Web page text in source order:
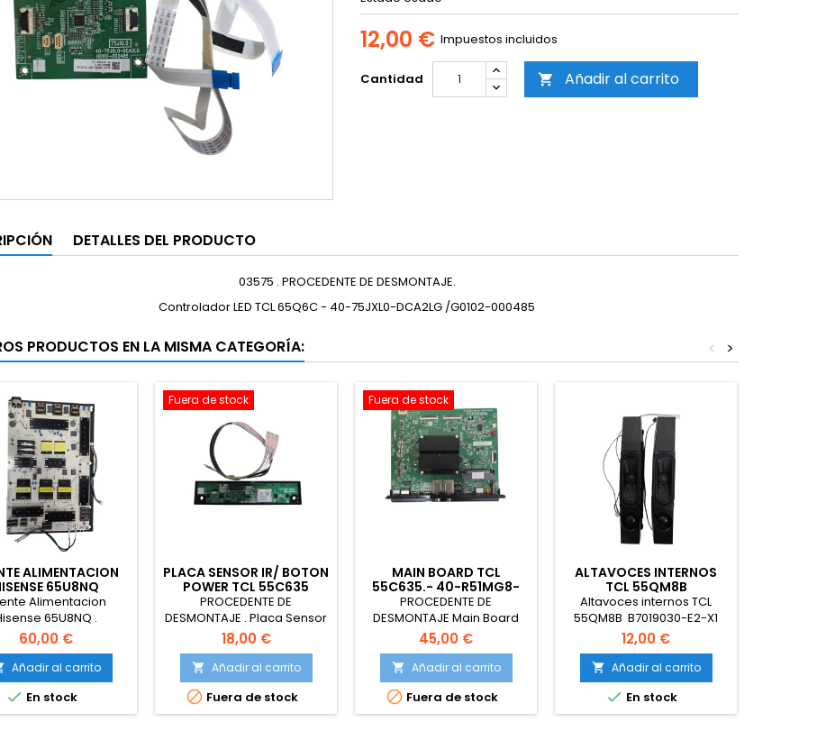
12,00 € Impuestos incluidos
Cantidad  Añadir al carrito
DETALLES DEL PRODUCTO
03575 . PROCEDENTE DE DESMONTAJE.
Controlador LED TCL 65Q6C - 40-75JXL0-DCA2LG /G0102-000485
PRODUCTOS EN LA MISMA CATEGORÍA: >
<
ALIMENTACION
65U8NQ
Alimentacion
65U8NQ .
ROH
60,00 €
Añadir al carrito
 En stock
Fuera de stock
PLACA SENSOR IR/ BOTON
POWER TCL 55C635
PROCEDENTE DE
DESMONTAJE . Placa Sensor
IR/ Boton Power TCL 55C635
18,00 €
 Añadir al carrito
 Fuera de stock
Fuera de stock
MAIN BOARD TCL
55C635.- 40-R51MG8-
MAB2HG / 11602-5
PROCEDENTE DE
DESMONTAJE Main Board
TCL 55C635.- 40-R51MG8-
MAB2HG / 11602-5
45,00 €
 Añadir al carrito
 Fuera de stock
ALTAVOCES INTERNOS
TCL 55QM8B
Altavoces internos TCL
55QM8B B7019030-E2-X1
15W
12,00 €
 Añadir al carrito
 En stock